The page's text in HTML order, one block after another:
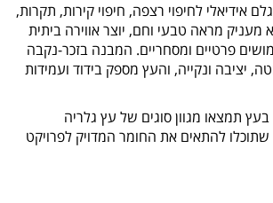
אידיאלי לחיפוי רצפה, חיפוי קירות, תקרות,
מעניק מראה טבעי וחם, יוצר אווירה ביתית
פרטיים ומסחריים. המבנה בזכר-נקבה
יציבה ונקייה, והעץ מספק בידוד ועמידות
תמצאו מגוון סוגים של עץ גלריה
שתוכלו להתאים את החומר המדויק לפרויקט